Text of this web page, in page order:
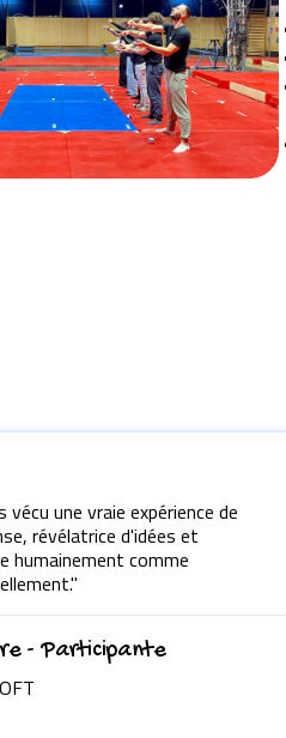
une vraie expérience de
révélatrice d'idées et
humainement comme
- Participante